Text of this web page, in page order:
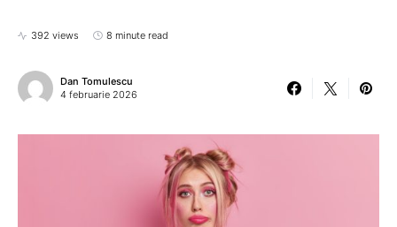
392 views 8 minute read
Dan Tomulescu
4 februarie 2026